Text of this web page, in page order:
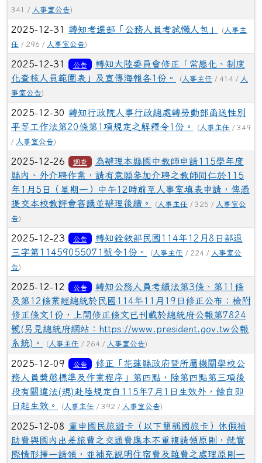
341 / 人事室公告)
2025-12-31 轉知考選部「公務人員考試懶人包」 ( 人事主
任 / 296 / 人事室公告)
2025-12-31 公告
轉知大陸委員會修正「常態化、制度
化查核人員範圍表」及宣傳海報各1份。
( 人事主任 / 414 / 人
事室公告)
2025-12-30 轉知行政院人事行政總處轉勞動部函送性別
平等工作法第20條第1項規定之解釋令1份。
( 人事主任 / 349
/ 人事室公告)
2025-12-26 調查
為辦理本縣國中教師申請115學年度
縣內、外介聘作業，請有意願參加介聘之教師同仁於115
年1月5日（星期一）中午12時前至人事室填表申請，俾憑
提交本校教評會審議並辦理後續。
( 人事主任 / 325 / 人事室公
告)
2025-12-23 公告
轉知銓敘部民國114年12月8日部退
三字第11459055071號令1份。
( 人事主任 / 224 / 人事室公
告)
2025-12-12 公告
轉知公務人員考績法第3條、第11條
及第12條業經總統於民國114年11月19日修正公布；檢附
修正條文1份，上開修正條文已刊載於總統府公報第7824
號(另見總統府網站：https://www.president.gov.tw公報
系統)。
( 人事主任 / 264 / 人事室公告)
2025-12-09 公告
修正「花蓮縣政府暨所屬機關學校公
務人員獎懲標準及作業程序」第四點，除第四點第三項後
段有關違法(規)赴陸規定自115年7月1日生效外，餘自即
日起生效。
( 人事主任 / 392 / 人事室公告)
2025-12-08 重申國民旅遊卡（以下簡稱國旅卡）休假補
助費與國內出差旅費之交通費應本不重複請領原則，就實
際情形擇一請領，並補充說明住宿費及雜費之處理原則一